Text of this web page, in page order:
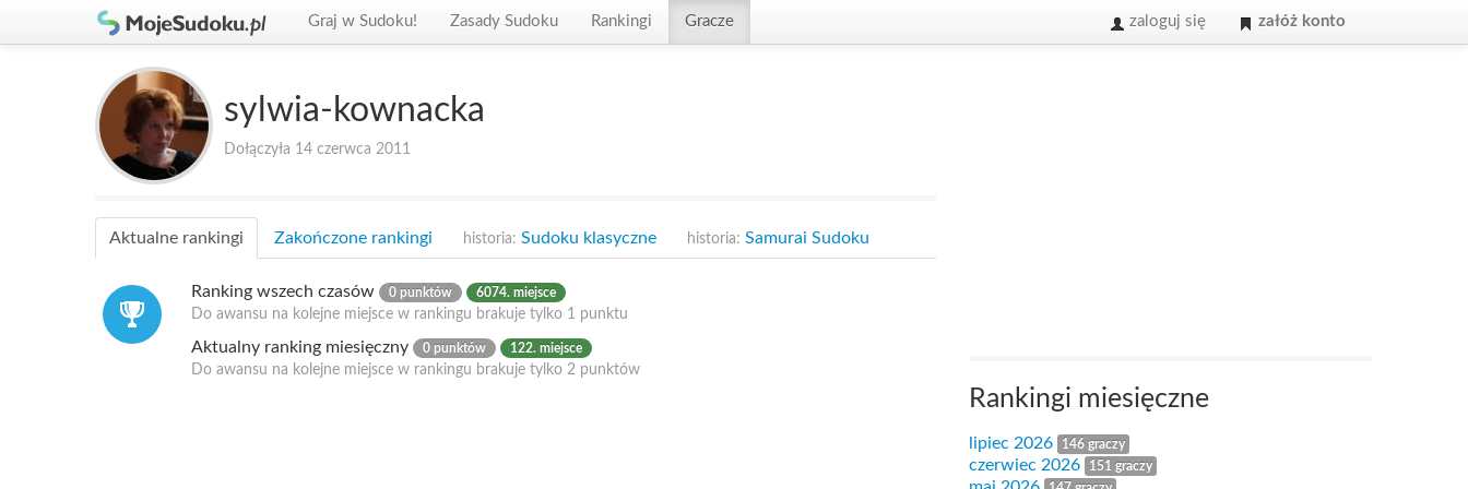
Graj w Sudoku! Zasady Sudoku Rankingi Gracze zaloguj się załóż konto
sylwia-kownacka
Dołączyła 14 czerwca 2011
Aktualne rankingi Zakończone rankingi historia: Sudoku klasyczne historia: Samurai Sudoku
Ranking wszech czasów 0 punktów 6074. miejsce
Do awansu na kolejne miejsce w rankingu brakuje tylko 1 punktu
Aktualny ranking miesięczny 0 punktów 122. miejsce
Do awansu na kolejne miejsce w rankingu brakuje tylko 2 punktów
Rankingi miesięczne
lipiec 2026 146 graczy
czerwiec 2026 151 graczy